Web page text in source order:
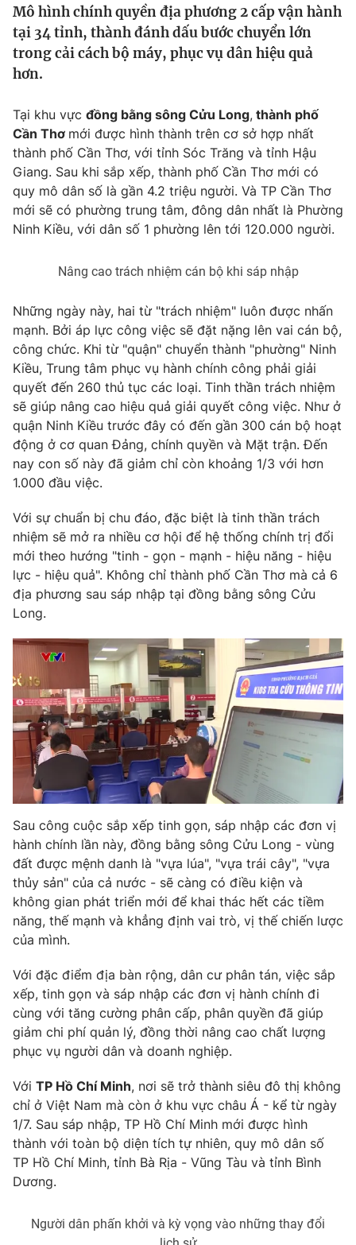
Thế giới
Tin tức
Thế giới đó đây
Câu chuyện quốc tế
Kinh tế
Thị trường
Góc doanh nghiệp
Truyền hình
Phim VTV
Hậu trường
Khán giả
Giải sao mai
Giải trí
Điện ảnh
Đời sống
Làm đẹp
Chất lượng cuộc sống
Tuyển sinh
Học trực tuyến
Công nghệ
Hitech Công nghệ tương lai
Sản phẩm
Thị trường
Tư vấn
Giao lưu trực tuyến
Lịch phát sóng
Chuyên mục khác
Emagazine Podcast
Photo Infographic
Video Shorts video
VTV Money VTV Thể thao
VTV Sức khoẻ Bất động sản
Thị trường 24h Tấm lòng Việt
VTV4 Vươn mình bằng AI
VTV9 VTV8
Liên hệ tòa soạn English
Theo dõi báo trên
Cơ quan chủ quản:Đài Truyền hình Việt Nam
Cơ quan báo chí:Thời báo VTV
Giấy phép hoạt động báo in và báo điện tử số 483/GP-BTTTT
cấp ngày 29/12/2023
Tổng Biên tập:Vũ Thanh Thủy
Phó Tổng Biên tập:Nguyễn Thị Mỹ Hạnh, Phạm Quốc Thắng,
Nguyễn Trọng Ninh
Ðiện thoại Thời báo VTV:024.66 897 897
Mô hình chính quyền địa phương 2 cấp vận hành
tại 34 tỉnh, thành đánh dấu bước chuyển lớn
trong cải cách bộ máy, phục vụ dân hiệu quả
hơn.
Tại khu vực đồng bằng sông Cửu Long, thành phố
Cần Thơ mới được hình thành trên cơ sở hợp nhất
thành phố Cần Thơ, với tỉnh Sóc Trăng và tỉnh Hậu
Giang. Sau khi sắp xếp, thành phố Cần Thơ mới có
quy mô dân số là gần 4.2 triệu người. Và TP Cần Thơ
mới sẽ có phường trung tâm, đông dân nhất là Phường
Ninh Kiều, với dân số 1 phường lên tới 120.000 người.
Nâng cao trách nhiệm cán bộ khi sáp nhập
Những ngày này, hai từ "trách nhiệm" luôn được nhấn
mạnh. Bởi áp lực công việc sẽ đặt nặng lên vai cán bộ,
công chức. Khi từ "quận" chuyển thành "phường" Ninh
Kiều, Trung tâm phục vụ hành chính công phải giải
quyết đến 260 thủ tục các loại. Tinh thần trách nhiệm
sẽ giúp nâng cao hiệu quả giải quyết công việc. Như ở
quận Ninh Kiều trước đây có đến gần 300 cán bộ hoạt
động ở cơ quan Đảng, chính quyền và Mặt trận. Đến
nay con số này đã giảm chỉ còn khoảng 1/3 với hơn
1.000 đầu việc.
Với sự chuẩn bị chu đáo, đặc biệt là tinh thần trách
nhiệm sẽ mở ra nhiều cơ hội để hệ thống chính trị đổi
mới theo hướng "tinh - gọn - mạnh - hiệu năng - hiệu
lực - hiệu quả". Không chỉ thành phố Cần Thơ mà cả 6
địa phương sau sáp nhập tại đồng bằng sông Cửu
Long.
Sau công cuộc sắp xếp tinh gọn, sáp nhập các đơn vị
hành chính lần này, đồng bằng sông Cửu Long - vùng
đất được mệnh danh là "vựa lúa", "vựa trái cây", "vựa
thủy sản" của cả nước - sẽ càng có điều kiện và
không gian phát triển mới để khai thác hết các tiềm
năng, thế mạnh và khẳng định vai trò, vị thế chiến lược
của mình.
Với đặc điểm địa bàn rộng, dân cư phân tán, việc sắp
xếp, tinh gọn và sáp nhập các đơn vị hành chính đi
cùng với tăng cường phân cấp, phân quyền đã giúp
giảm chi phí quản lý, đồng thời nâng cao chất lượng
phục vụ người dân và doanh nghiệp.
Với TP Hồ Chí Minh, nơi sẽ trở thành siêu đô thị không
chỉ ở Việt Nam mà còn ở khu vực châu Á - kể từ ngày
1/7. Sau sáp nhập, TP Hồ Chí Minh mới được hình
thành với toàn bộ diện tích tự nhiên, quy mô dân số
TP Hồ Chí Minh, tỉnh Bà Rịa - Vũng Tàu và tỉnh Bình
Dương.
Người dân phấn khởi và kỳ vọng vào những thay đổi